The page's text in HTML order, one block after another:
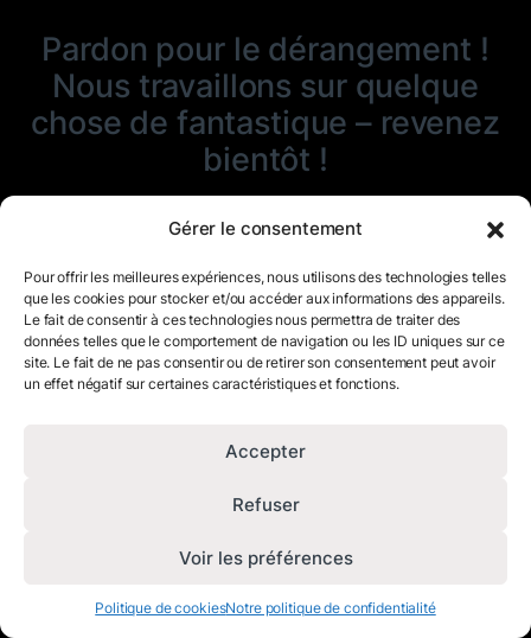
Gérer le consentement
Pour offrir les meilleures expériences, nous utilisons des technologies telles
que les cookies pour stocker et/ou accéder aux informations des appareils.
Le fait de consentir à ces technologies nous permettra de traiter des
données telles que le comportement de navigation ou les ID uniques sur ce
site. Le fait de ne pas consentir ou de retirer son consentement peut avoir
un effet négatif sur certaines caractéristiques et fonctions.
Accepter
Refuser
Voir les préférences
Politique de cookiesNotre politique de confidentialité
Pardon pour le dérangement !
Nous travaillons sur quelque
chose de fantastique – revenez
bientôt !